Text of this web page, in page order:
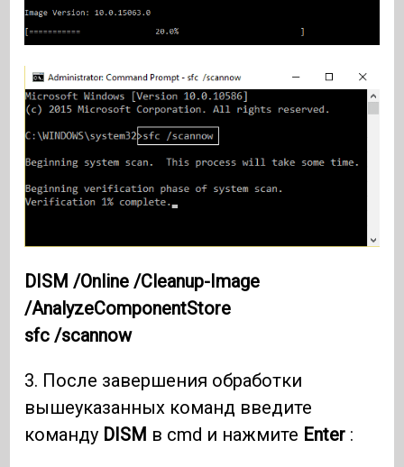
DISM /Online /Cleanup-Image
/AnalyzeComponentStore
sfc /scannow
3. После завершения обработки
вышеуказанных команд введите
команду DISM в cmd и нажмите Enter :